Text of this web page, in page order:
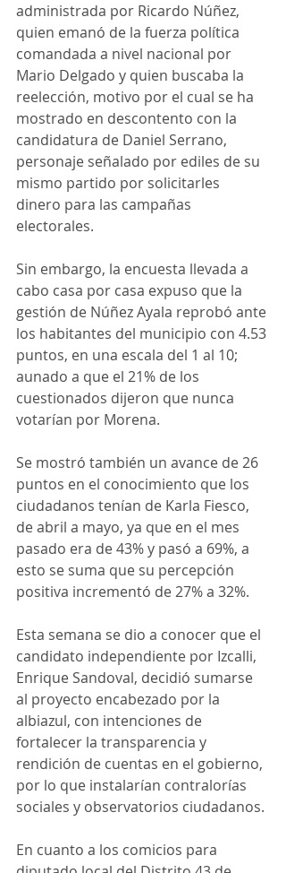
administrada por Ricardo Núñez,
quien emanó de la fuerza política
comandada a nivel nacional por
Mario Delgado y quien buscaba la
reelección, motivo por el cual se ha
mostrado en descontento con la
candidatura de Daniel Serrano,
personaje señalado por ediles de su
mismo partido por solicitarles
dinero para las campañas
electorales.
Sin embargo, la encuesta llevada a
cabo casa por casa expuso que la
gestión de Núñez Ayala reprobó ante
los habitantes del municipio con 4.53
puntos, en una escala del 1 al 10;
aunado a que el 21% de los
cuestionados dijeron que nunca
votarían por Morena.
Se mostró también un avance de 26
puntos en el conocimiento que los
ciudadanos tenían de Karla Fiesco,
de abril a mayo, ya que en el mes
pasado era de 43% y pasó a 69%, a
esto se suma que su percepción
positiva incrementó de 27% a 32%.
Esta semana se dio a conocer que el
candidato independiente por Izcalli,
Enrique Sandoval, decidió sumarse
al proyecto encabezado por la
albiazul, con intenciones de
fortalecer la transparencia y
rendición de cuentas en el gobierno,
por lo que instalarían contralorías
sociales y observatorios ciudadanos.
En cuanto a los comicios para